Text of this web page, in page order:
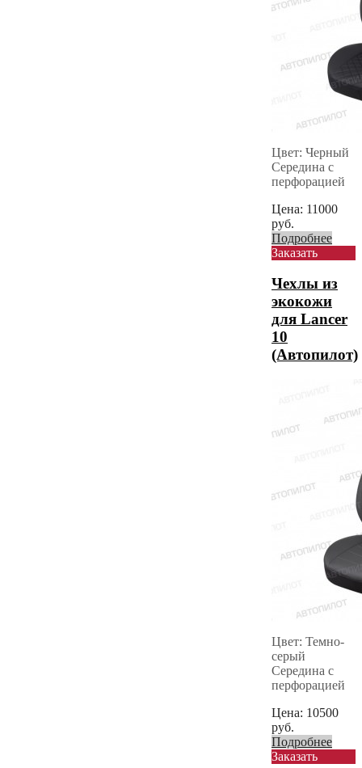
Цвет: Черный
Середина с
перфорацией
Цена: 11000
руб.
Подробнее
Заказать
Чехлы из
экокожи
для Lancer
10
(Автопилот)
Цвет: Темно-
серый
Середина с
перфорацией
Цена: 10500
руб.
Подробнее
Заказать